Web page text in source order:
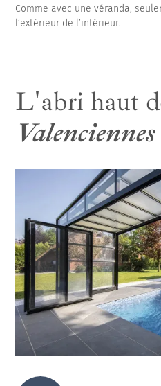
Comme avec une véranda,
l’extérieur de l’intérieur.
L'abri haut
Valenciennes